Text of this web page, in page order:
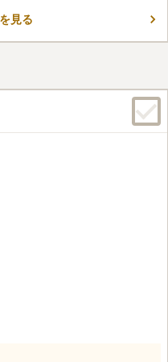
ため、石材店を自由に選べ、好
最適な霊園です。
できる場所や、休憩所もなく。水
元に住んでいなければ不便。
口コミの続きを読む
見る